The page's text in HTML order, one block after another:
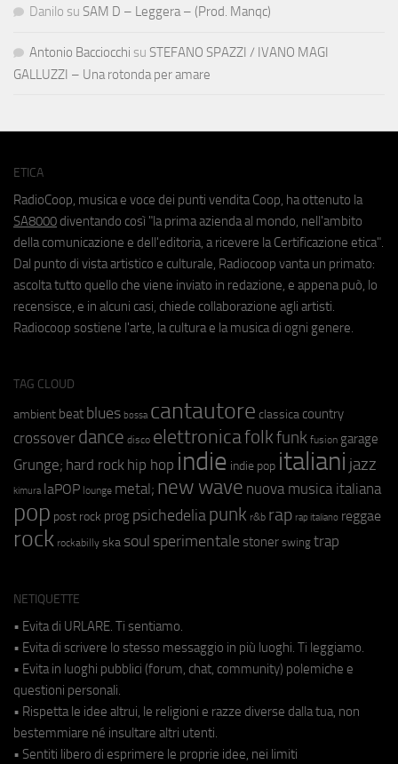
Danilo su SAM D – Leggera – (Prod. Manqc)
Antonio Bacciocchi su STEFANO SPAZZI / IVANO MAGI
GALLUZZI – Una rotonda per amare
ETICA
RadioCoop, musica e voce dei punti vendita Coop, ha ottenuto la
SA8000 diventando così "la prima azienda al mondo, nell'ambito
della comunicazione e dell'editoria, a ricevere la Certificazione etica".
Dal punto di vista artistico e culturale, Radiocoop vanta un primato:
ascolta tutto quello che viene inviato in redazione, e appena può, lo
recensisce, e in alcuni casi, chiede collaborazione agli artisti.
Radiocoop sostiene l'arte, la cultura e la musica di ogni genere.
TAG CLOUD
ambient beat blues bossa cantautore classica country
crossover dance disco elettronicafolkfunk fusion garage
Grunge; hard rock hip hop indie indie pop italiani jazz
kimura laPOP lounge metal; new wave nuova musica italiana
pop post rock prog psichedeliapunk r&b rap rap italiano reggae
rock rockabilly ska soul sperimentale stoner swing trap
NETIQUETTE
• Evita di URLARE. Ti sentiamo.
• Evita di scrivere lo stesso messaggio in più luoghi. Ti leggiamo.
• Evita in luoghi pubblici (forum, chat, community) polemiche e
questioni personali.
• Rispetta le idee altrui, le religioni e razze diverse dalla tua, non
bestemmiare né insultare altri utenti.
• Sentiti libero di esprimere le proprie idee, nei limiti